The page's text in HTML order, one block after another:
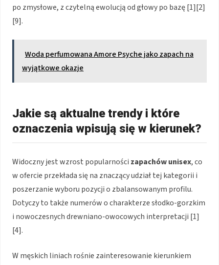
po zmysłowe, z czytelną ewolucją od głowy po bazę [1][2]
[9].
Woda perfumowana Amore Psyche jako zapach na
wyjątkowe okazje
Jakie są aktualne trendy i które
oznaczenia wpisują się w kierunek?
Widoczny jest wzrost popularności zapachów unisex, co
w ofercie przekłada się na znaczący udział tej kategorii i
poszerzanie wyboru pozycji o zbalansowanym profilu.
Dotyczy to także numerów o charakterze słodko-gorzkim
i nowoczesnych drewniano-owocowych interpretacji [1]
[4].
W męskich liniach rośnie zainteresowanie kierunkiem